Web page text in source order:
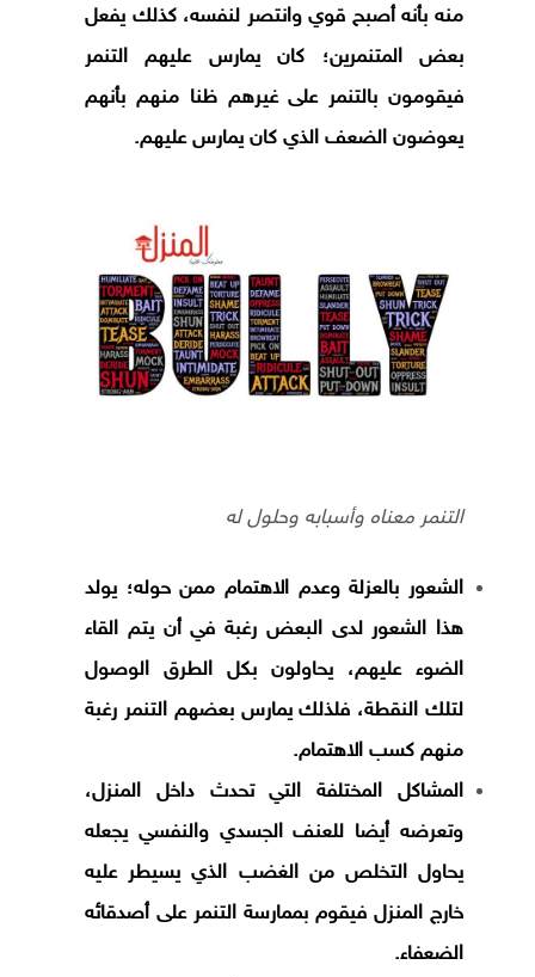
منه بأنه أصبح قوي وانتصر لنفسه، كذلك يفعل
بعض المتنمرين؛ كان يمارس عليهم التنمر
فيقومون بالتنمر على غيرهم ظنا منهم بأنهم
يعوضون الضعف الذي كان يمارس عليهم.
التنمر معناه وأسبابه وحلول له
الشعور بالعزلة وعدم الاهتمام ممن حوله؛ يولد
هذا الشعور لدى البعض رغبة في أن يتم القاء
الضوء عليهم، يحاولون بكل الطرق الوصول
لتلك النقطة، فلذلك يمارس بعضهم التنمر رغبة
منهم كسب الاهتمام.
المشاكل المختلفة التي تحدث داخل المنزل،
وتعرضه أيضا للعنف الجسدي والنفسي يجعله
يحاول التخلص من الغضب الذي يسيطر عليه
خارج المنزل فيقوم بممارسة التنمر على أصدقائه
الضعفاء.